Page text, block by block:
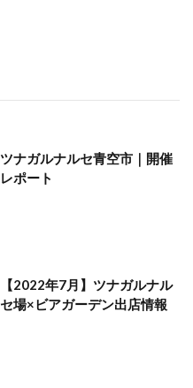
ツナガルナルセ青空市｜開催
レポート
【2022年7月】ツナガルナル
セ場×ビアガーデン出店情報